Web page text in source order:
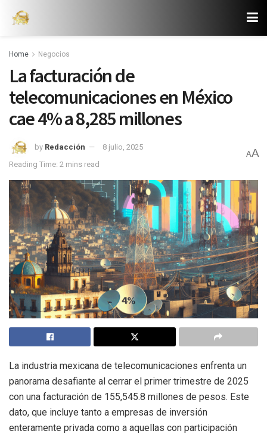
Home Negocios
La facturación de
telecomunicaciones en México
cae 4% a 8,285 millones
by Redacción
8 julio, 2025
Reading Time: 2 mins read
AA
La industria mexicana de telecomunicaciones enfrenta un
panorama desafiante al cerrar el primer trimestre de 2025
con una facturación de 155,545.8 millones de pesos. Este
dato, que incluye tanto a empresas de inversión
enteramente privada como a aquellas con participación